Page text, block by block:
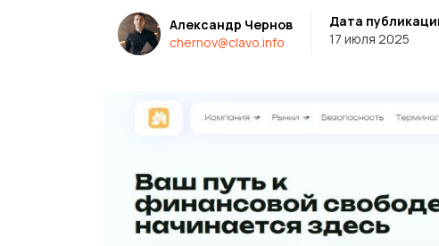
Александр Чернов
chernov@clavo.info
Дата
17 июля 2025